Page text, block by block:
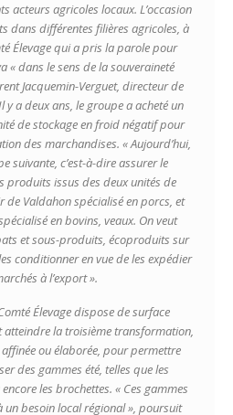
acteurs agricoles locaux. L’occasion
dans différentes filières agricoles, à
Élevage qui a pris la parole pour
« dans le sens de la souveraineté
Jacquemin-Verguet, directeur de
y a deux ans, le groupe a acheté un
de stockage en froid négatif pour
des marchandises. « Aujourd’hui,
suivante, c’est-à-dire assurer le
produits issus des deux unités de
Valdahon spécialisé en porcs, et
en bovins, veaux. On veut
et sous-produits, écoproduits sur
conditionner en vue de les expédier
à l’export ».
Élevage dispose de surface
la troisième transformation,
ou élaborée, pour permettre
des gammes été, telles que les
les brochettes. « Ces gammes
un besoin local régional », poursuit